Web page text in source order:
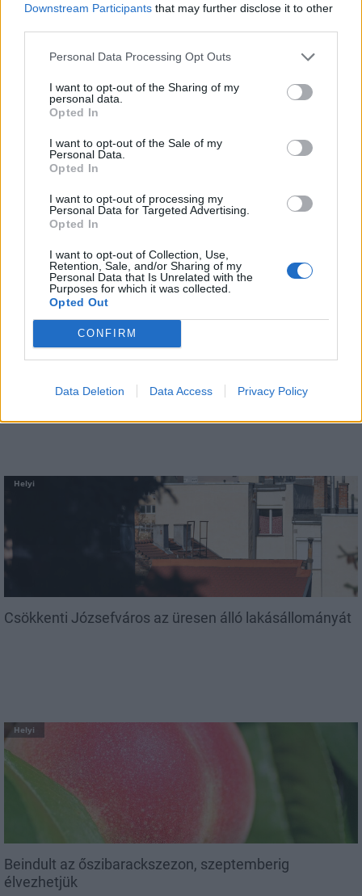
Downstream Participants that may further disclose it to other
Personal Data Processing Opt Outs
I want to opt-out of the Sharing of my
personal data.
Opted In
I want to opt-out of the Sale of my
Personal Data.
Opted In
I want to opt-out of processing my
Personal Data for Targeted Advertising.
Opted In
I want to opt-out of Collection, Use,
Retention, Sale, and/or Sharing of my
Personal Data that Is Unrelated with the
Purposes for which it was collected.
Opted Out
CONFIRM
Data Deletion Data Access Privacy Policy
Paks II.: Mit jelent az 5. blokk új
árnyékában?
AJÁNLJUK MÉG
csökken a riasztás
Helyi
Csökkenti Józsefváros az üresen álló lakásállományát
Helyi
Beindult az őszibarackszezon, szeptemberig
élvezhetjük